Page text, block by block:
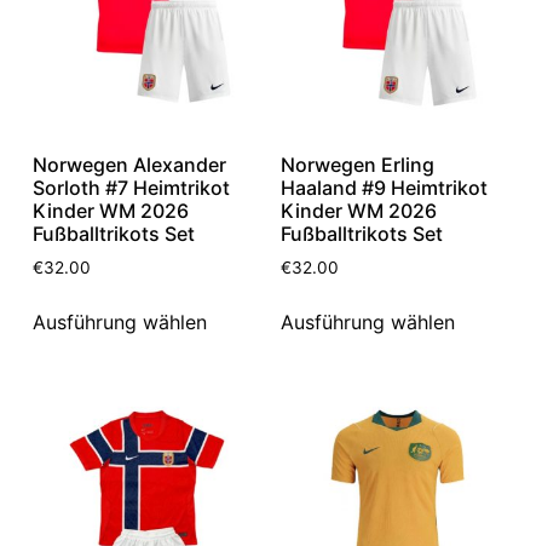
Norwegen Alexander
Sorloth #7 Heimtrikot
Kinder WM 2026
Fußballtrikots Set
€32.00
Ausführung wählen
Norwegen Erling
Haaland #9 Heimtrikot
Kinder WM 2026
Fußballtrikots Set
€32.00
Ausführung wählen